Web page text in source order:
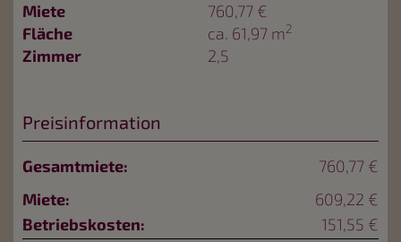
Miete
760,77 €
Fläche
ca. 61,97 m2
Zimmer 2,5
Preisinformation
Gesamtmiete:
760,77 €
Miete:
609,22 €
Betriebskosten:
151,55 €